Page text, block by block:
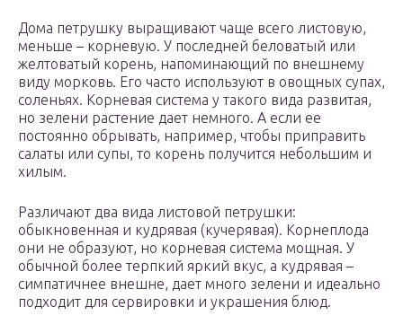
Дома петрушку выращивают чаще всего листовую,
меньше – корневую. У последней беловатый или
желтоватый корень, напоминающий по внешнему
виду морковь. Его часто используют в овощных супах,
соленьях. Корневая система у такого вида развитая,
но зелени растение дает немного. А если ее
постоянно обрывать, например, чтобы приправить
салаты или супы, то корень получится небольшим и
хилым.
Различают два вида листовой петрушки:
обыкновенная и кудрявая (кучерявая). Корнеплода
они не образуют, но корневая система мощная. У
обычной более терпкий яркий вкус, а кудрявая –
симпатичнее внешне, дает много зелени и идеально
подходит для сервировки и украшения блюд.